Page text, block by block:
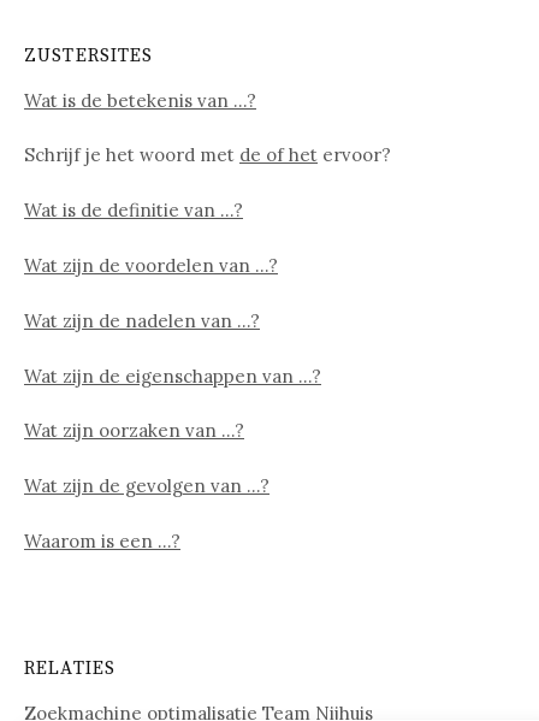
ZUSTERSITES
Wat is de betekenis van …?
Schrijf je het woord met de of het ervoor?
Wat is de definitie van …?
Wat zijn de voordelen van …?
Wat zijn de nadelen van …?
Wat zijn de eigenschappen van …?
Wat zijn oorzaken van …?
Wat zijn de gevolgen van …?
Waarom is een …?
RELATIES
Zoekmachine optimalisatie Team Nijhuis